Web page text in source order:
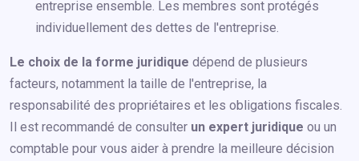
entreprise ensemble. Les membres sont protégés
individuellement des dettes de l'entreprise.
Le choix de la forme juridique dépend de plusieurs
facteurs, notamment la taille de l'entreprise, la
responsabilité des propriétaires et les obligations fiscales.
Il est recommandé de consulter un expert juridique ou un
comptable pour vous aider à prendre la meilleure décision